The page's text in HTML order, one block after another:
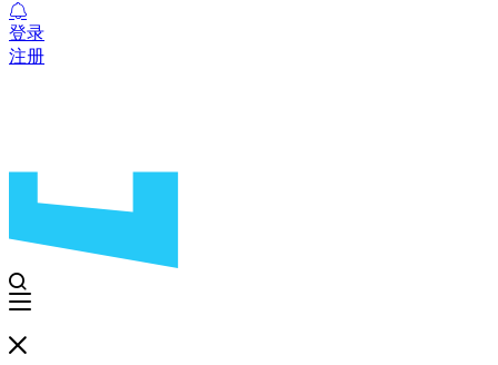
登录
注册